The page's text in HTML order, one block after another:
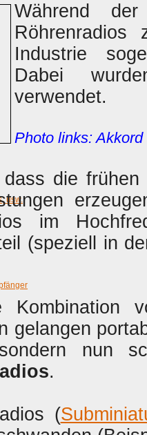
usw.
Während
Röhrenradios
Industrie
Dabei
verwendet.
Photo links:
die
im
(speziell in
gelangen
nun
.
(